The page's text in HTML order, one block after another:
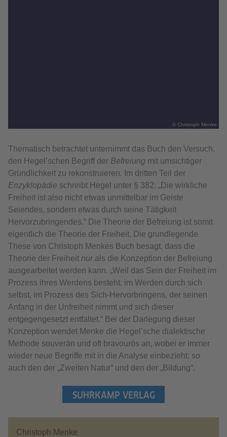
© Christoph Menke
Thematisch betrachtet unternimmt das Buch den Versuch,
den Hegel’schen Begriff der Befreiung mit umsichtiger
Gründlichkeit zu rekonstruieren. Im dritten Teil der
Enzyklopädie schreibt Hegel unter § 382: „Die wirkliche
Freiheit ist also nicht etwas unmittelbar im Geiste
Seiendes, sondern etwas durch seine Tätigkeit
Hervorzubringendes.“ Die Theorie der Befreiung ist somit
eigentlich die Theorie der Freiheit. Die grundlegende
These von Christoph Menkes Buch besagt, dass die
Theorie der Freiheit nur als die Konzeption der Befreiung
ausgearbeitet werden kann. „Weil das Sein der Freiheit im
Prozess ihres Werdens besteht, im Werden durch sich
selbst, im Prozess des Sich-Hervorbringens, der seinen
Anfang in der Unfreiheit nimmt und sich dieser
entgegengesetzt entfaltet.“ Bei der Darlegung dieser
Konzeption wendet Menke die Hegel’sche dialektische
Methode souverän und oft bravourös an, wobei er immer
wieder neue Begriffe mit in die Analyse einbezieht: so
auch den der „Zweiten Natur“ und den der „Bildung“.
SUHRKAMP VERLAG
Christoph Menke